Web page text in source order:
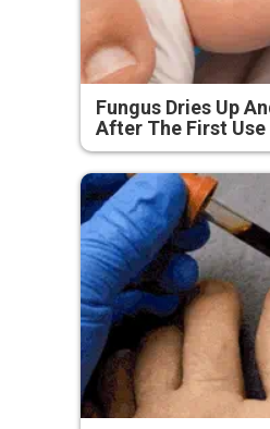
Fungus Dries Up
After The First Use